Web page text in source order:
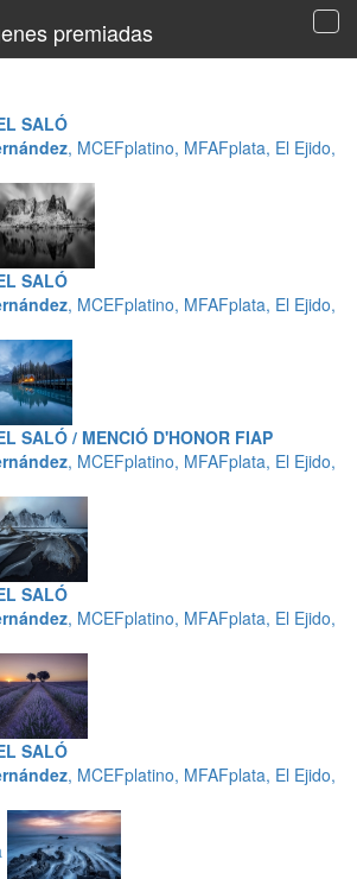
premiadas
SALÓ
, MCEFplatino, MFAFplata, El Ejido,
SALÓ
, MCEFplatino, MFAFplata, El Ejido,
SALÓ / MENCIÓ D'HONOR FIAP
, MCEFplatino, MFAFplata, El Ejido,
SALÓ
, MCEFplatino, MFAFplata, El Ejido,
SALÓ
, MCEFplatino, MFAFplata, El Ejido,